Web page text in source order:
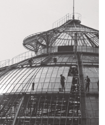
ottant’anni dopo